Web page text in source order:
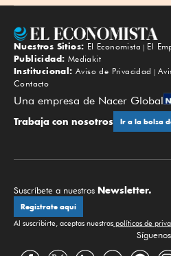
Nuestros Sitios: El Economista El
Publicidad: Mediakit
Institucional: Aviso de Privacidad
Contacto
Una empresa de Nacer Global
Trabaja con nosotros Ir a la bolsa
Suscríbete a nuestros Newsletter.
Regístrate aquí
Al suscribirte, aceptas nuestras políticas de
Síguenos